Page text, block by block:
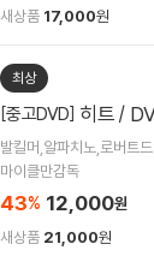
새상품 17,000원
최상
[중고DVD] 히트 /
발킬머,알파치노,로버트
마이클만감독
43% 12,000원
새상품 21,000원